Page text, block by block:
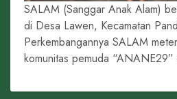
SALAM (Sanggar Anak Alam)
di Desa Lawen, Kecamatan
Perkembangannya SALAM
komunitas pemuda “ANANE29”